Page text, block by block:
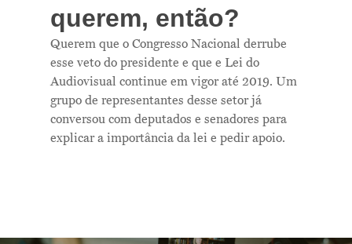
querem, então?
Querem que o Congresso Nacional derrube
esse veto do presidente e que e Lei do
Audiovisual continue em vigor até 2019. Um
grupo de representantes desse setor já
conversou com deputados e senadores para
explicar a importância da lei e pedir apoio.